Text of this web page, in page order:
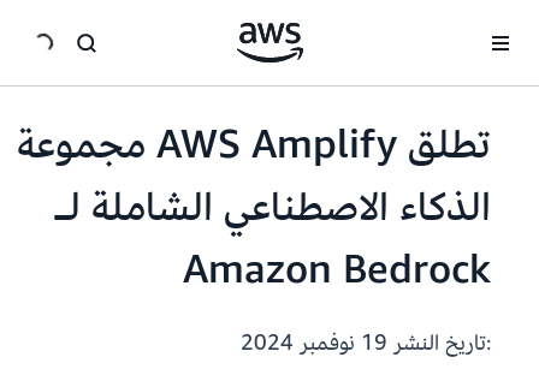
تطلق AWS Amplify مجموعة
الذكاء الاصطناعي الشاملة لـ
Amazon Bedrock
:تاريخ النشر